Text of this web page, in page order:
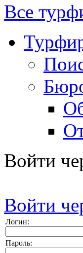
Все
Войти
Войти
Логин:
Пароль: